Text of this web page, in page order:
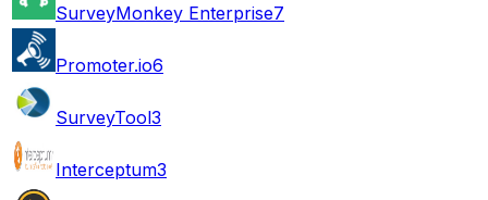
SurveyMonkey Enterprise7
Promoter.io6
SurveyTool3
Interceptum3